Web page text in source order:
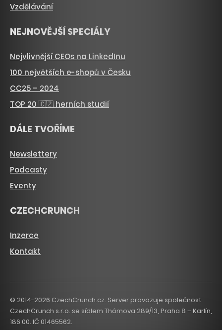
Vzdělávání
NEJNOVĚJŠÍ SPECIÁLY
Nejvlivnější CEOs na LinkedInu
100 největších e-shopů v Česku
CC25 – 2024
TOP 20 🇨🇿 herních studií
DÁLE TVOŘÍME
Newslettery
Podcasty
Eventy
CZECHCRUNCH
Inzerce
Kontakt
© 2014-2026 CzechCrunch.cz. Server provozuje společnost
CzechCrunch s.r.o. se sídlem Thámova 289/13, Praha 8 – Karlín,
186 00. IČ 01465562.